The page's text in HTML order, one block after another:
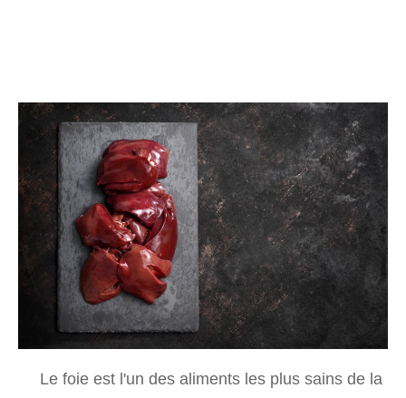
Le foie est l'un des aliments les plus sains de la